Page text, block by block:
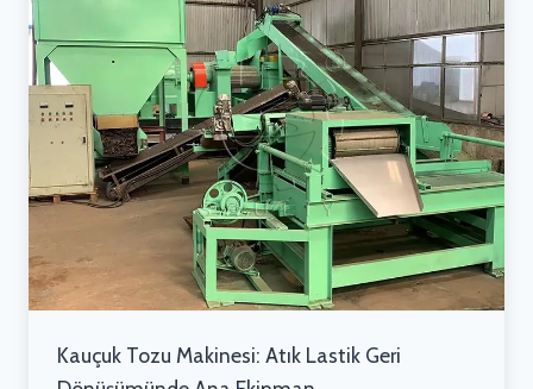
Kauçuk Tozu Makinesi: Atık Lastik Geri